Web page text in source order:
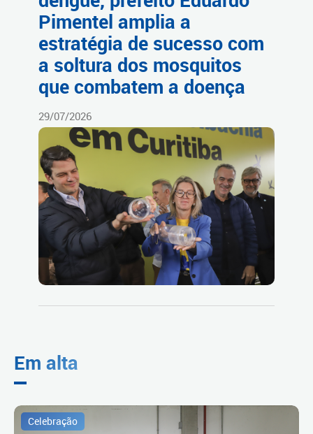
Pimentel amplia a
estratégia de sucesso com
a soltura dos mosquitos
que combatem a doença
29/07/2026
Em alta
Celebração